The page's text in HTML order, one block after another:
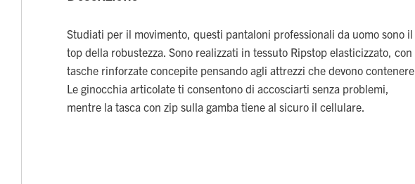
Studiati per il movimento, questi pantaloni professionali da uomo sono il
top della robustezza. Sono realizzati in tessuto Ripstop elasticizzato, con
tasche rinforzate concepite pensando agli attrezzi che devono contenere.
Le ginocchia articolate ti consentono di accosciarti senza problemi,
mentre la tasca con zip sulla gamba tiene al sicuro il cellulare.